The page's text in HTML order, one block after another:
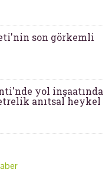
son görkemli
yol inşaatında
anıtsal heykel